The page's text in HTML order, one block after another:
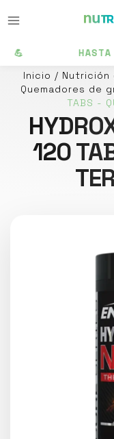
HASTA
Inicio / Nutrición
Quemadores de
TABS -
120